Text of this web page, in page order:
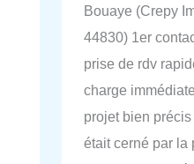
Bouaye (Crepy
44830) 1er
prise de rdv
charge
projet bien
était cerné par la